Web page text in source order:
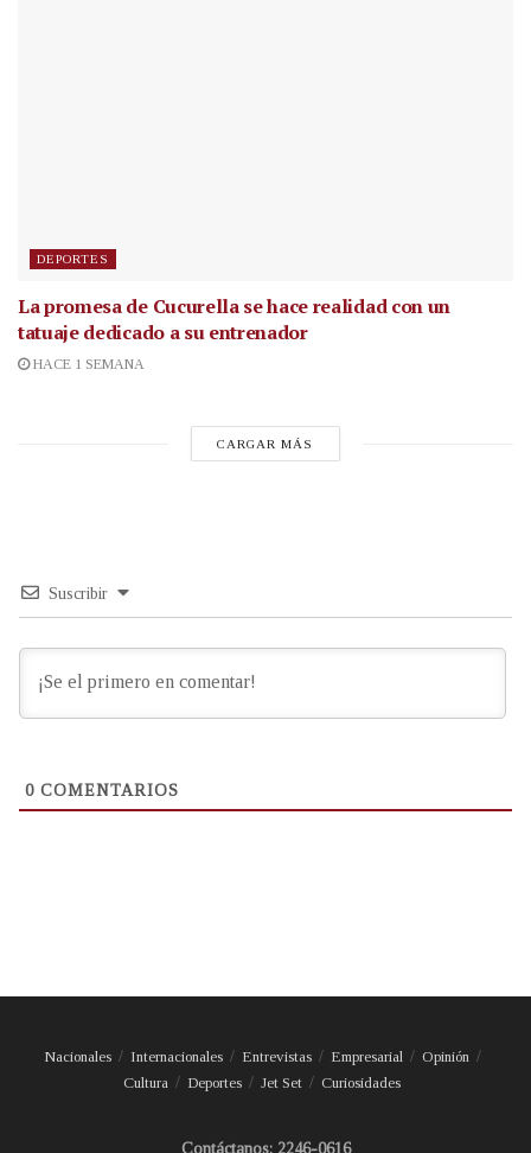
DEPORTES
La promesa de Cucurella se hace realidad con un
tatuaje dedicado a su entrenador
HACE 1 SEMANA
CARGAR MÁS
Suscribir
0 COMENTARIOS
Nacionales Internacionales Entrevistas Empresarial
Opinión
Cultura
Deportes Jet Set Curiosidades
Contáctanos: 2246-0616